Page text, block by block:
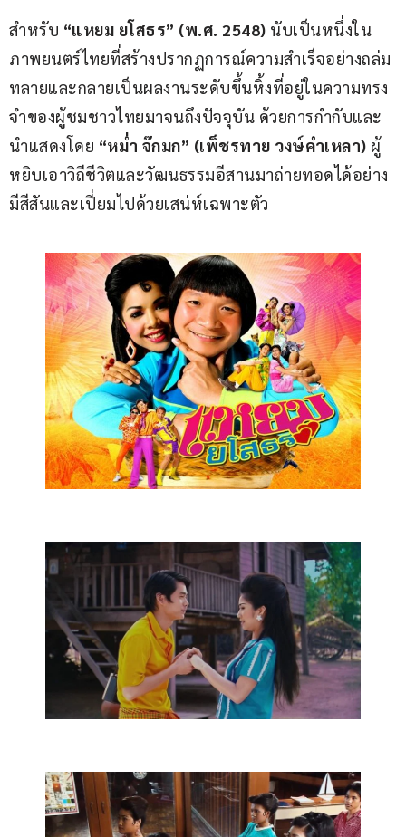
สำหรับ “แหยม ยโสธร” (พ.ศ. 2548) นับเป็นหนึ่งใน
ภาพยนตร์ไทยที่สร้างปรากฏการณ์ความสำเร็จอย่างถล่ม
ทลายและกลายเป็นผลงานระดับขึ้นหิ้งที่อยู่ในความทรง
จำของผู้ชมชาวไทยมาจนถึงปัจจุบัน ด้วยการกำกับและ
นำแสดงโดย “หม่ำ จ๊กมก” (เพ็ชรทาย วงษ์คำเหลา) ผู้
หยิบเอาวิถีชีวิตและวัฒนธรรมอีสานมาถ่ายทอดได้อย่าง
มีสีสันและเปี่ยมไปด้วยเสน่ห์เฉพาะตัว